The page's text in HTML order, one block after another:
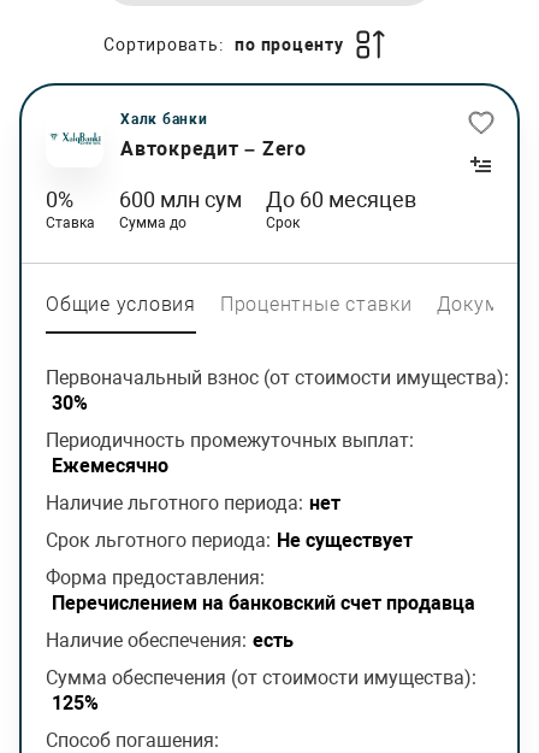
Сортировать: по проценту
Халк банки
Автокредит – Zero
0%
Ставка
600 млн сум
Сумма до
До 60 месяцев
Срок
Общие условия Процентные ставки
Первоначальный взнос (от стоимости имущества):
30%
Периодичность промежуточных выплат:
Ежемесячно
Наличие льготного периода: нет
Срок льготного периода: Не существует
Форма предоставления:
Перечислением на банковский счет продавца
Наличие обеспечения: есть
Сумма обеспечения (от стоимости имущества):
125%
Способ погашения: